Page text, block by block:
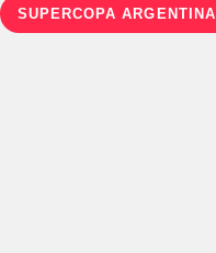
SUPERCOPA ARGENTINA